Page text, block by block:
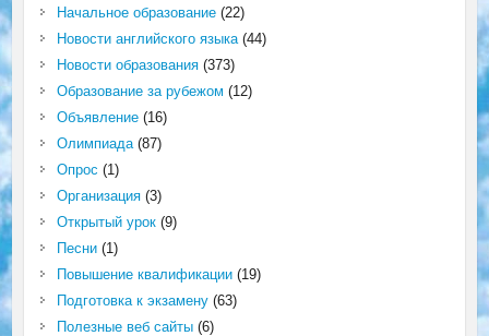
Начальное образование(22)
Новости английского языка(44)
Новости образования(373)
Образование за рубежом (12)
Объявление(16)
Олимпиада(87)
Опрос (1)
Организация(3)
Открытый урок(9)
Песни(1)
Повышение квалификации(19)
Подготовка к экзамену(63)
Полезные веб сайты(6)